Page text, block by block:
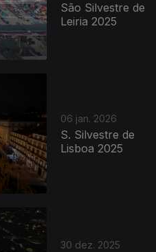
São Silvestre de
Leiria 2025
06 jan. 2026
S. Silvestre de
Lisboa 2025
30 dez. 2025